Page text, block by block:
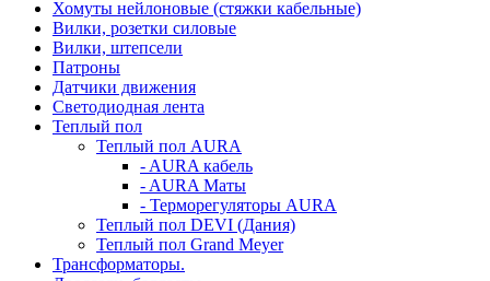
Хомуты нейлоновые (стяжки кабельные)
Вилки, розетки силовые
Вилки, штепсели
Патроны
Датчики движения
Светодиодная лента
Теплый пол
Теплый пол AURA
- AURA кабель
- AURA Маты
- Терморегуляторы AURA
Теплый пол DEVI (Дания)
Теплый пол Grand Meyer
Трансформаторы.